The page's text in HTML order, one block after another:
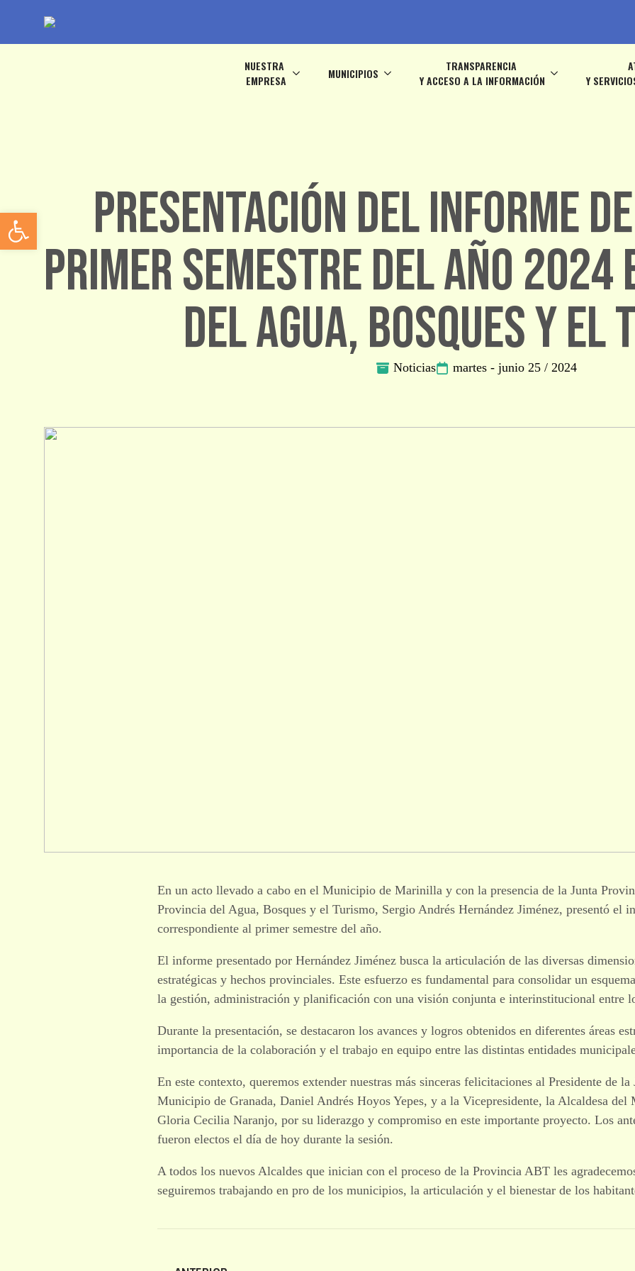
NUESTRA
EMPRESA
MUNICIPIOS
TRANSPARENCIA
Y ACCESO A LA INFORMACIÓN
Y
Presentación del Informe
primer semestre del año
del Agua, Bosques y el
Noticias martes - junio 25 / 2024
En un acto llevado a cabo en el Municipio de Marinilla y con la presencia de la Junta
Provincia del Agua, Bosques y el Turismo, Sergio Andrés Hernández Jiménez, presentó el
correspondiente al primer semestre del año.
El informe presentado por Hernández Jiménez busca la articulación de las diversas
estratégicas y hechos provinciales. Este esfuerzo es fundamental para consolidar un
la gestión, administración y planificación con una visión conjunta e interinstitucional entre
Durante la presentación, se destacaron los avances y logros obtenidos en diferentes áreas
importancia de la colaboración y el trabajo en equipo entre las distintas entidades
En este contexto, queremos extender nuestras más sinceras felicitaciones al Presidente de
Municipio de Granada, Daniel Andrés Hoyos Yepes, y a la Vicepresidente, la Alcaldesa
Gloria Cecilia Naranjo, por su liderazgo y compromiso en este importante proyecto. Los
fueron electos el día de hoy durante la sesión.
A todos los nuevos Alcaldes que inician con el proceso de la Provincia ABT les
seguiremos trabajando en pro de los municipios, la articulación y el bienestar de los
Abrir barra de herramientas